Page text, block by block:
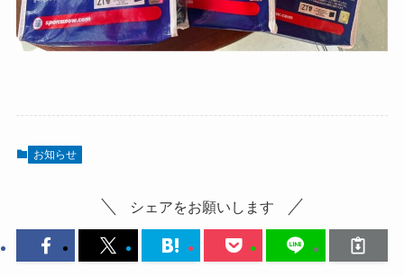
お知らせ
シェアをお願いします